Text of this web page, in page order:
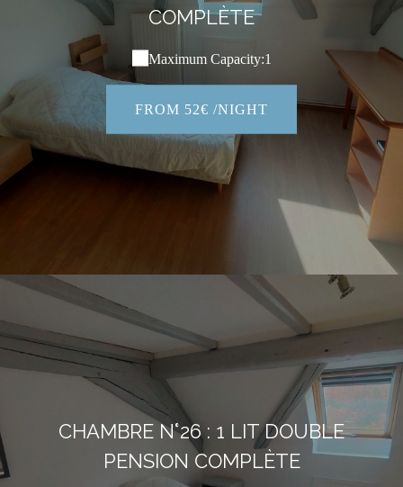
COMPLÈTE
Maximum Capacity:1
FROM 52€ /NIGHT
CHAMBRE N°26 : 1 LIT DOUBLE
PENSION COMPLÈTE